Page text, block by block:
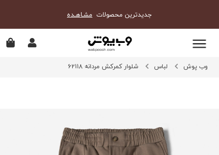
جدیدترین محصولات مشـاهـده
وب پوش لباس شلوار کمرکش مردانه 62118